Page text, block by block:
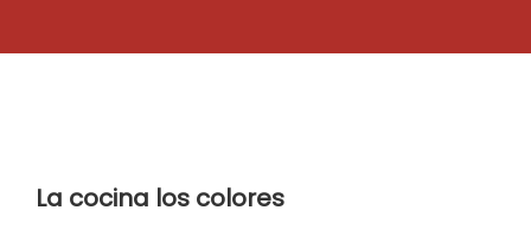
La cocina los colores